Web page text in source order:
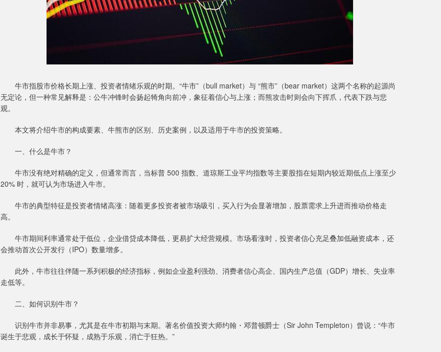
牛市指股市价格长期上涨、投资者情绪乐观的时期。“牛市”（bull market）与 “熊市”（bear market）这两个名称的起源尚
无定论，但一种常见解释是：公牛冲锋时会扬起犄角向前冲，象征着信心与上涨；而熊攻击时则会向下挥爪，代表下跌与悲
观。
本文将介绍牛市的构成要素、牛熊市的区别、历史案例，以及适用于牛市的投资策略。
一、什么是牛市？
牛市没有绝对精确的定义，但通常而言，当标普 500 指数、道琼斯工业平均指数等主要股指在短期内较近期低点上涨至少
20% 时，就可认为市场进入牛市。
牛市的典型特征是投资者情绪高涨：随着更多投资者被市场吸引，买入行为会显著增加，股票需求上升进而推动价格走
高。
牛市期间利率通常处于低位，企业借贷成本降低，更易扩大经营规模。市场看涨时，投资者信心充足叠加低融资成本，还
会推动首次公开发行（IPO）数量增多。
此外，牛市往往伴随一系列积极的经济指标，例如企业盈利强劲、消费者信心高企、国内生产总值（GDP）增长、失业率
走低等。
二、如何识别牛市？
识别牛市并非易事，尤其是在牛市初期与末期。著名价值投资大师约翰・邓普顿爵士（Sir John Templeton）曾说：“牛市
诞生于悲观，成长于怀疑，成熟于乐观，消亡于狂热。”